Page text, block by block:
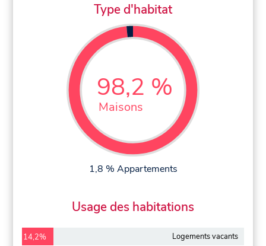
Type d'habitat
98,2 %
Maisons
1,8 % Appartements
Usage des habitations
14,2% Logements vacants